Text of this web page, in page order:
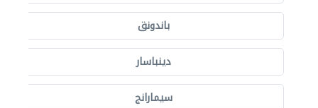
باندونق
دينباسار
سيمارانج